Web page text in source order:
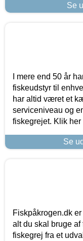
Se
I mere end 50 år
fiskeudstyr til
har altid været et
serviceniveau og
fiskegrejet. Klik
Se
Fiskpåkrogen.dk
alt du skal bruge
fiskegrej fra et